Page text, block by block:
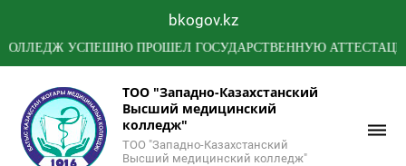
bkogov.kz
УСПЕШНО ПРОШЕЛ ГОСУДАРСТВЕННУЮ АТТЕСТАЦИЮ
ТОО "Западно-Казахстанский
Высший медицинский
колледж"
ТОО "Западно-Казахстанский
Высший медицинский колледж"